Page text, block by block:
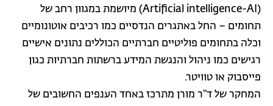
(Artificial intelligence-AI) מיושמת במגוון רחב של
תחומים – החל באתגרים הנדסיים כמו רכיבים אוטונומיים
וכלה בתחומים פוליטיים חברתיים הכוללים נתונים אישיים
רגישים כמו ניהול והנגשת המידע ברשתות חברתיות כגון
פייסבוק או טוויטר.
המחקר של ד"ר מורן מתרכז באחד הענפים החשובים של